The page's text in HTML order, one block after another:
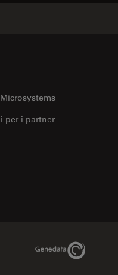
per i partner
Genedata Link